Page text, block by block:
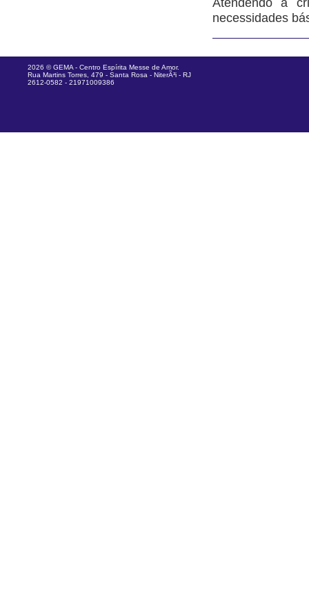
necessidades
2026 © GEMA - Centro Espírita Messe de Amor.
Rua Martins Torres, 479 - Santa Rosa - NiterÃ³i - RJ
2612-0582 - 21971009386